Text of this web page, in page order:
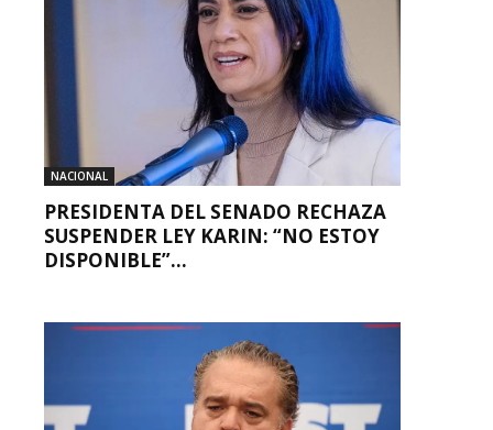
NACIONAL
PRESIDENTA DEL SENADO RECHAZA
SUSPENDER LEY KARIN: “NO ESTOY
DISPONIBLE”...